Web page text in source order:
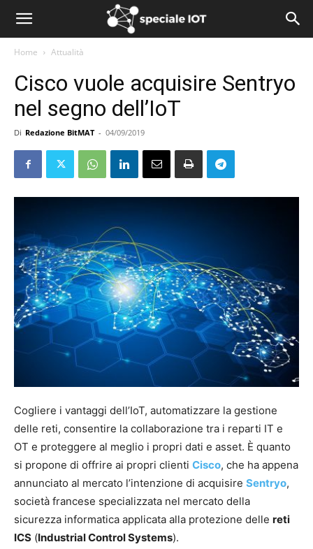
Home Attualità
Cisco vuole acquisire Sentryo
nel segno dell’IoT
Di Redazione BitMAT - 04/09/2019
Cogliere i vantaggi dell’IoT, automatizzare la gestione
delle reti, consentire la collaborazione tra i reparti IT e
OT e proteggere al meglio i propri dati e asset. È quanto
si propone di offrire ai propri clienti Cisco, che ha appena
annunciato al mercato l’intenzione di acquisire Sentryo,
società francese specializzata nel mercato della
sicurezza informatica applicata alla protezione delle reti
ICS (Industrial Control Systems).